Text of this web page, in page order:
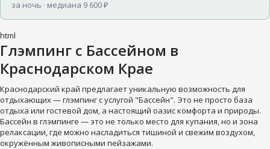
за ночь · медиана 9 600 ₽
html
Глэмпинг с Бассейном в
Краснодарском Крае
Краснодарский край предлагает уникальную возможность для
отдыхающих — глэмпинг с услугой "Бассейн". Это не просто база
отдыха или гостевой дом, а настоящий оазис комфорта и природы.
Бассейн в глэмпинге — это не только место для купания, но и зона
релаксации, где можно насладиться тишиной и свежим воздухом,
окружённым живописными пейзажами.